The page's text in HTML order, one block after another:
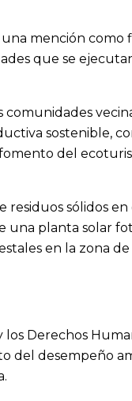
mención
que se
sostenible,
del
sólidos
una planta solar
en la zona
Derechos
del desempeño